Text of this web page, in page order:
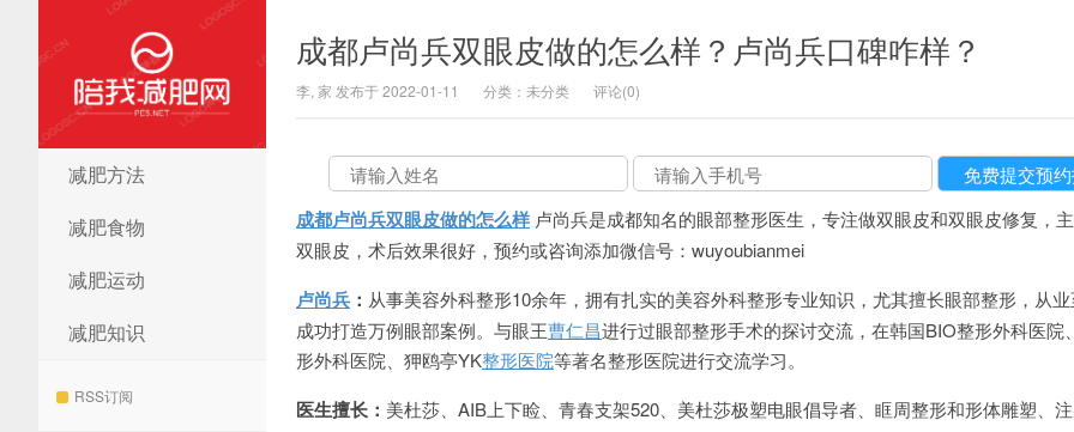
陪我减肥网
减肥方法
减肥食物
减肥运动
减肥知识
RSS订阅
成都卢尚兵双眼皮做的怎么样？卢尚兵口碑咋样？
李, 家 发布于 2022-01-11 分类：未分类 评论(0)
成都卢尚兵双眼皮做的怎么样 卢尚兵是成都知名的眼部整形医生，专注做双眼皮和双眼皮修复，
双眼皮，术后效果很好，预约或咨询添加微信号：wuyoubianmei
卢尚兵 ： 从事美容外科整形10余年，拥有扎实的美容外科整形专业知识，尤其擅长眼部整形，从
成功打造万例眼部案例。与眼王曹仁昌进行过眼部整形手术的探讨交流，在韩国BIO整形外科医院
形外科医院、狎鸥亭YK整形医院等著名整形医院进行交流学习。
医生擅长： 美杜莎、AIB上下睑、青春支架520、美杜莎极塑电眼倡导者、眶周整形和形体雕塑、注